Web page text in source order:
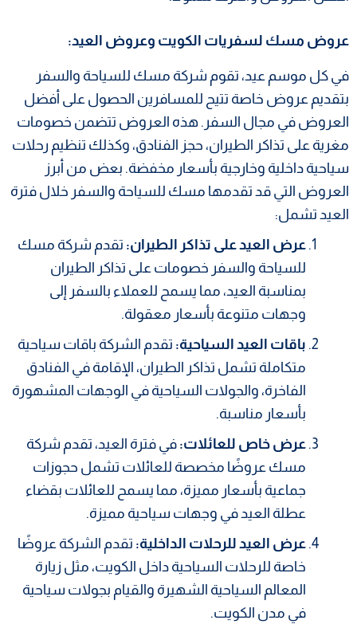
عروض مسك لسفريات الكويت وعروض العيد:
في كل موسم عيد، تقوم شركة مسك للسياحة والسفر
بتقديم عروض خاصة تتيح للمسافرين الحصول على أفضل
العروض في مجال السفر. هذه العروض تتضمن خصومات
مغرية على تذاكر الطيران، حجز الفنادق، وكذلك تنظيم رحلات
سياحية داخلية وخارجية بأسعار مخفضة. بعض من أبرز
العروض التي قد تقدمها مسك للسياحة والسفر خلال فترة
العيد تشمل:
عرض العيد على تذاكر الطيران: تقدم شركة مسك
للسياحة والسفر خصومات على تذاكر الطيران
بمناسبة العيد، مما يسمح للعملاء بالسفر إلى
وجهات متنوعة بأسعار معقولة.
باقات العيد السياحية: تقدم الشركة باقات سياحية
متكاملة تشمل تذاكر الطيران، الإقامة في الفنادق
الفاخرة، والجولات السياحية في الوجهات المشهورة
بأسعار مناسبة.
عرض خاص للعائلات: في فترة العيد، تقدم شركة
مسك عروضًا مخصصة للعائلات تشمل حجوزات
جماعية بأسعار مميزة، مما يسمح للعائلات بقضاء
عطلة العيد في وجهات سياحية مميزة.
عرض العيد للرحلات الداخلية: تقدم الشركة عروضًا
خاصة للرحلات السياحية داخل الكويت، مثل زيارة
المعالم السياحية الشهيرة والقيام بجولات سياحية
في مدن الكويت.